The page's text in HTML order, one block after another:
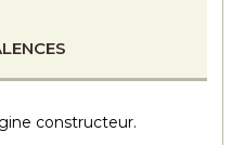
constructeur.